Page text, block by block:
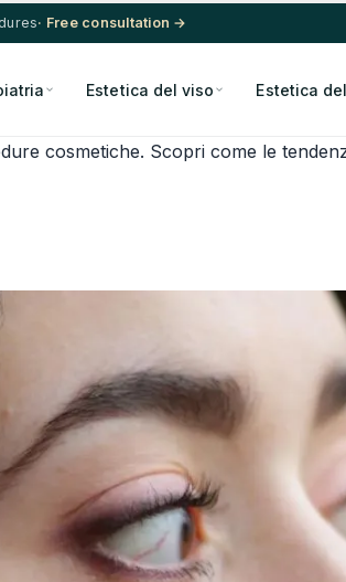
· Free consultation →
Estetica del viso Estetica
cosmetiche. Scopri come le